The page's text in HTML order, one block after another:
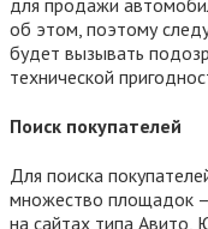
об этом, поэтому
будет вызывать
технической
Поиск покупателей
Для поиска
множество площадок
на сайтах типа Авито,